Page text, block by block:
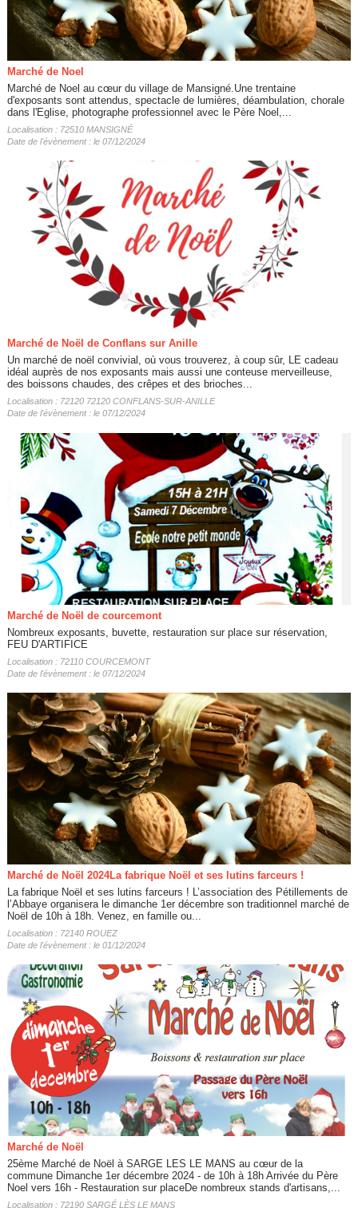
Marché de Noel
Marché de Noel au cœur du village de Mansigné.Une trentaine
d'exposants sont attendus, spectacle de lumières, déambulation, chorale
dans l'Eglise, photographe professionnel avec le Père Noel,...
Localisation : 72510 MANSIGNÉ
Date de l'évènement : le 07/12/2024
Marché de Noël de Conflans sur Anille
Un marché de noël convivial, où vous trouverez, à coup sûr, LE cadeau
idéal auprès de nos exposants mais aussi une conteuse merveilleuse,
des boissons chaudes, des crêpes et des brioches...
Localisation : 72120 72120 CONFLANS-SUR-ANILLE
Date de l'évènement : le 07/12/2024
Marché de Noël de courcemont
Nombreux exposants, buvette, restauration sur place sur réservation,
FEU D'ARTIFICE
Localisation : 72110 COURCEMONT
Date de l'évènement : le 07/12/2024
Marché de Noël 2024La fabrique Noël et ses lutins farceurs !
La fabrique Noël et ses lutins farceurs ! L’association des Pétillements de
l’Abbaye organisera le dimanche 1er décembre son traditionnel marché de
Noël de 10h à 18h. Venez, en famille ou...
Localisation : 72140 ROUEZ
Date de l'évènement : le 01/12/2024
Marché de Noël
25ème Marché de Noël à SARGE LES LE MANS au cœur de la
commune Dimanche 1er décembre 2024 - de 10h à 18h Arrivée du Père
Noel vers 16h - Restauration sur placeDe nombreux stands d'artisans,...
Localisation : 72190 SARGÉ LÈS LE MANS